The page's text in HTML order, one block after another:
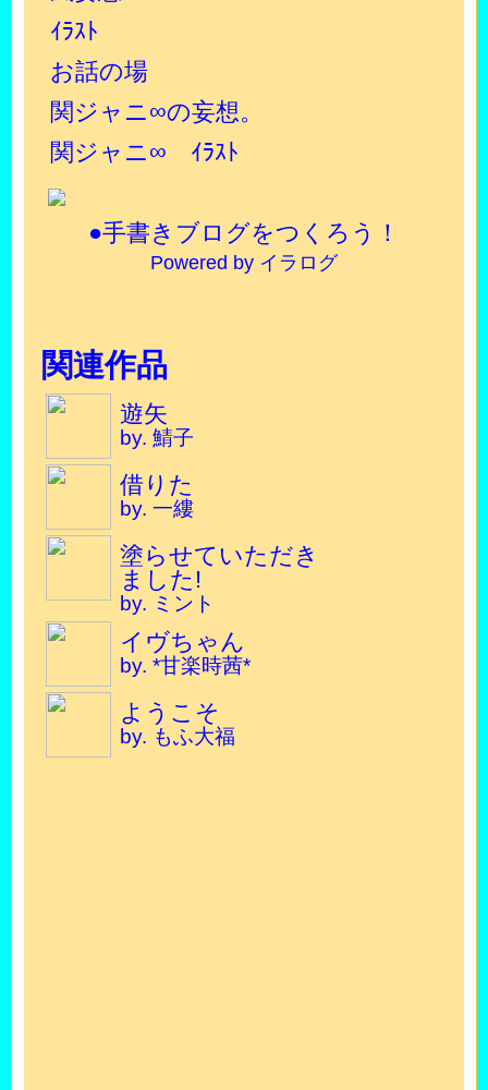
ｲﾗｽﾄ
お話の場
関ジャニ∞の妄想。
関ジャニ∞ ｲﾗｽﾄ
●手書きブログをつくろう！
Powered by イラログ
関連作品
遊矢
by. 鯖子
借りた
by. 一縷
塗らせていただき
ました!
by. ミント
イヴちゃん
by. *甘楽時茜*
ようこそ
by. もふ大福